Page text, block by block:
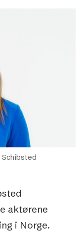
Schibsted
aktørene
i Norge.